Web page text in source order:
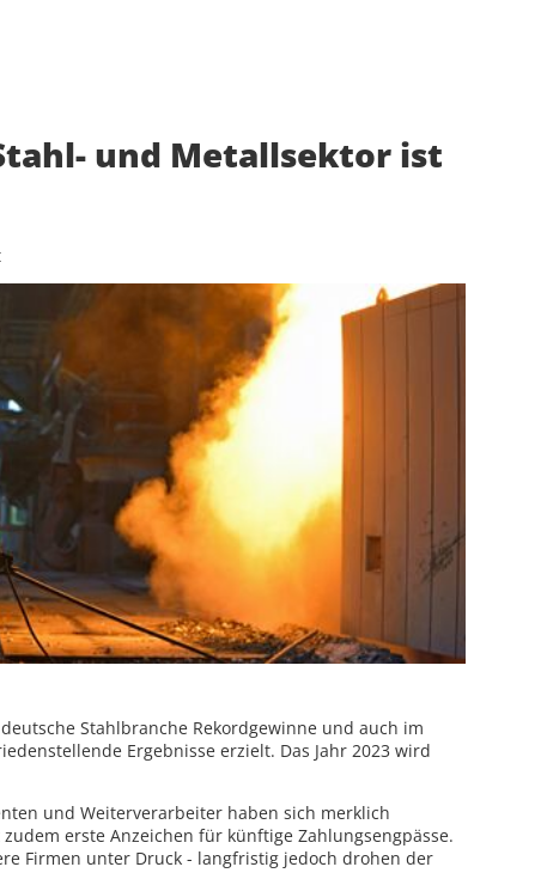
und Metallsektor ist
deutsche Stahlbranche Rekordgewinne und auch im
Ergebnisse erzielt. Das Jahr 2023 wird
und Weiterverarbeiter haben sich merklich
erste Anzeichen für künftige Zahlungsengpässe.
Firmen unter Druck - langfristig jedoch drohen der